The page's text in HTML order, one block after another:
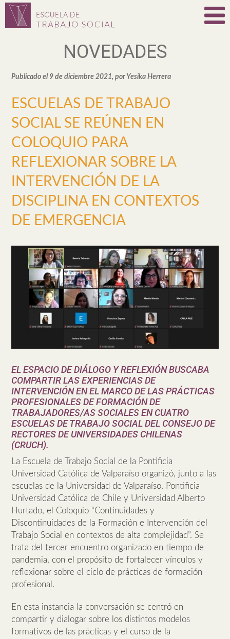
NOVEDADES
Publicado el 9 de diciembre 2021, por Yesika Herrera
ESCUELAS DE TRABAJO
SOCIAL SE REÚNEN EN
COLOQUIO PARA
REFLEXIONAR SOBRE LA
INTERVENCIÓN DE LA
DISCIPLINA EN CONTEXTOS
DE EMERGENCIA
EL ESPACIO DE DIÁLOGO Y REFLEXIÓN BUSCABA
COMPARTIR LAS EXPERIENCIAS DE
INTERVENCIÓN EN EL MARCO DE LAS PRÁCTICAS
PROFESIONALES DE FORMACIÓN DE
TRABAJADORES/AS SOCIALES EN CUATRO
ESCUELAS DE TRABAJO SOCIAL DEL CONSEJO DE
RECTORES DE UNIVERSIDADES CHILENAS
(CRUCH).
La Escuela de Trabajo Social de la Pontificia
Universidad Católica de Valparaíso organizó, junto a las
escuelas de la Universidad de Valparaíso, Pontificia
Universidad Católica de Chile y Universidad Alberto
Hurtado, el Coloquio “Continuidades y
Discontinuidades de la Formación e Intervención del
Trabajo Social en contextos de alta complejidad”. Se
trata del tercer encuentro organizado en tiempo de
pandemia, con el propósito de fortalecer vínculos y
reflexionar sobre el ciclo de prácticas de formación
profesional.
En esta instancia la conversación se centró en
compartir y dialogar sobre los distintos modelos
formativos de las prácticas y el curso de la